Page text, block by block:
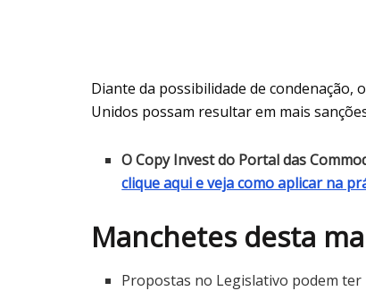
Diante da possibilidade de condenação,
Unidos possam resultar em mais
O Copy Invest do Portal das
clique aqui e veja como aplicar na
Manchetes desta
Propostas no Legislativo podem ter